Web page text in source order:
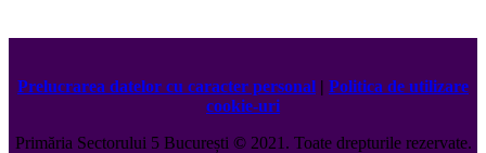
Prelucrarea datelor cu caracter personal | Politica de utilizare
cookie-uri
Primăria Sectorului 5 București ©️2021. Toate drepturile rezervate.